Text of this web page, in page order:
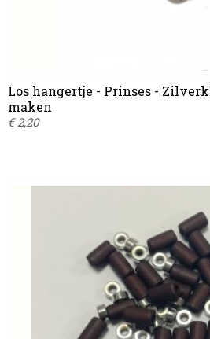
Los hangertje - Prinses -
maken
€ 2,20